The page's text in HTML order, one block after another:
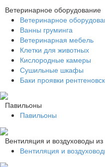
Ветеринарное оборудование
Ветеринарное
Ванны груминга
Ветеринарная мебель
Клетки для животных
Кислородные камеры
Сушильные шкафы
Баки проявки
Павильоны
Павильоны
Вентиляция и воздуховоды из
Вентиляция и